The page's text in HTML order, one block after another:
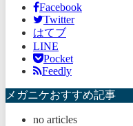
Facebook
Twitter
はてブ
LINE
Pocket
Feedly
メガニケおすすめ記事
no articles